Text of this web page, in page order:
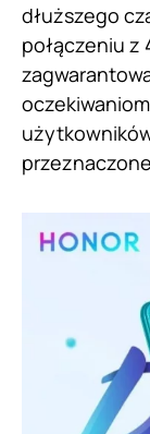
dłuższego
połączeniu z